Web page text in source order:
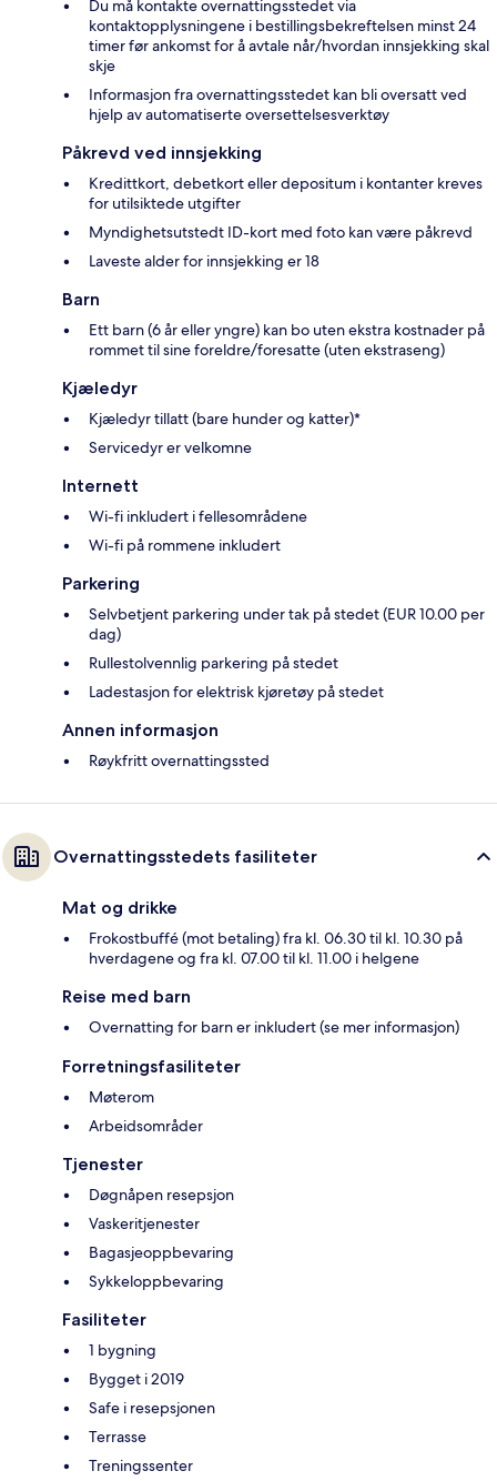
Du må kontakte overnattingsstedet via
kontaktopplysningene i bestillingsbekreftelsen minst 24
timer før ankomst for å avtale når/hvordan innsjekking skal
skje
Informasjon fra overnattingsstedet kan bli oversatt ved
hjelp av automatiserte oversettelsesverktøy
Påkrevd ved innsjekking
Kredittkort, debetkort eller depositum i kontanter kreves
for utilsiktede utgifter
Myndighetsutstedt ID-kort med foto kan være påkrevd
Laveste alder for innsjekking er 18
Barn
Ett barn (6 år eller yngre) kan bo uten ekstra kostnader på
rommet til sine foreldre/foresatte (uten ekstraseng)
Kjæledyr
Kjæledyr tillatt (bare hunder og katter)*
Servicedyr er velkomne
Internett
Wi-fi inkludert i fellesområdene
Wi-fi på rommene inkludert
Parkering
Selvbetjent parkering under tak på stedet (EUR 10.00 per
dag)
Rullestolvennlig parkering på stedet
Ladestasjon for elektrisk kjøretøy på stedet
Annen informasjon
Røykfritt overnattingssted
Overnattingsstedets fasiliteter
Mat og drikke
Frokostbuffé (mot betaling) fra kl. 06.30 til kl. 10.30 på
hverdagene og fra kl. 07.00 til kl. 11.00 i helgene
Reise med barn
Overnatting for barn er inkludert (se mer informasjon)
Forretningsfasiliteter
Møterom
Arbeidsområder
Tjenester
Døgnåpen resepsjon
Vaskeritjenester
Bagasjeoppbevaring
Sykkeloppbevaring
Fasiliteter
1 bygning
Bygget i 2019
Safe i resepsjonen
Terrasse
Treningssenter